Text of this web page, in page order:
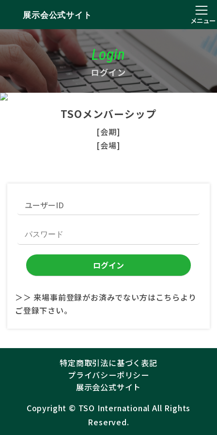
展示会公式サイト
メニュー
Login
ログイン
TSOメンバーシップ
[会期]
[会場]
＞＞ 来場事前登録がお済みでない方はこちらより
ご登録下さい。
特定商取引法に基づく表記
プライバシーポリシー
展示会公式サイト
Copyright ©︎ TSO International All Rights
Reserved.